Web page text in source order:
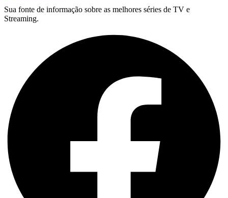
Sua fonte de informação sobre as melhores séries de TV e
Streaming.